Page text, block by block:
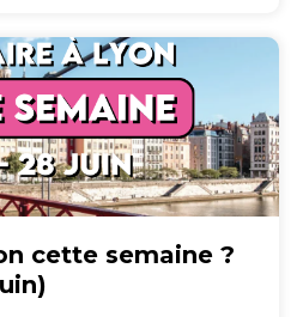
cette semaine ?